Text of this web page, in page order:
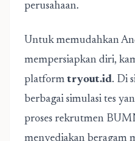
perusahaan.
Untuk memudahkan
mempersiapkan diri,
platform tryout.id. Di
berbagai simulasi tes
proses rekrutmen
menyediakan beragam